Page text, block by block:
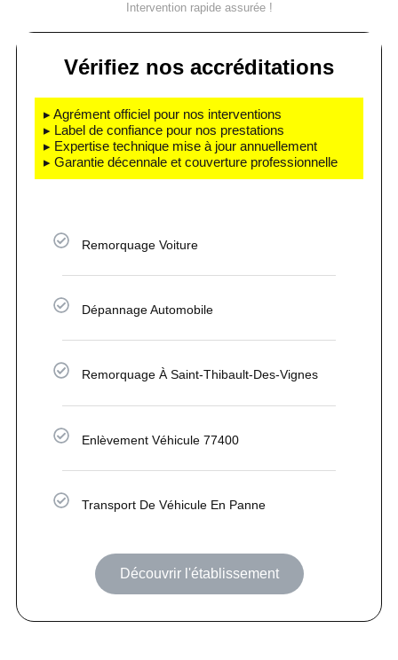
Intervention rapide assurée !
Vérifiez nos accréditations
▸ Agrément officiel pour nos interventions
▸ Label de confiance pour nos prestations
▸ Expertise technique mise à jour annuellement
▸ Garantie décennale et couverture professionnelle
Remorquage Voiture
Dépannage Automobile
Remorquage À Saint-Thibault-Des-Vignes
Enlèvement Véhicule 77400
Transport De Véhicule En Panne
Découvrir l'établissement